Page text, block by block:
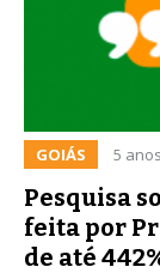
GOIÁS 5
Pesquisa
feita por
de até